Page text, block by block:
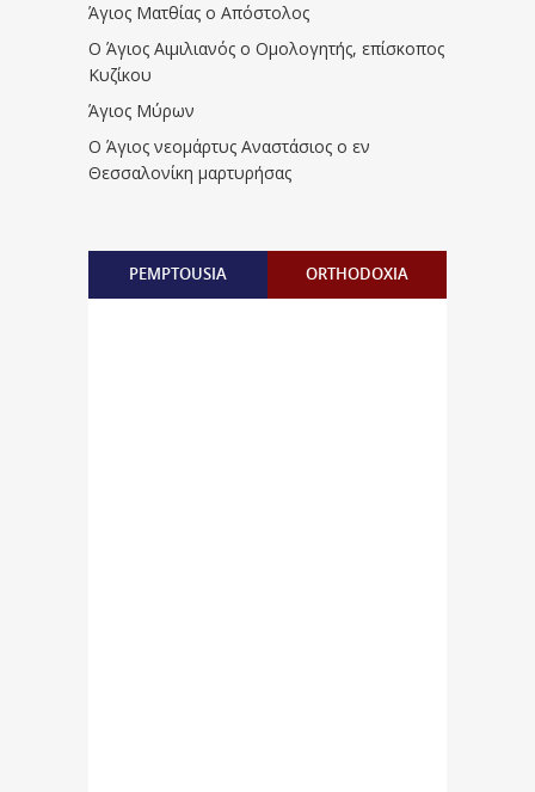
Άγιος Ματθίας ο Απόστολος
Ο Άγιος Αιμιλιανός ο Ομολογητής, επίσκοπος
Κυζίκου
Άγιος Μύρων
Ο Άγιος νεομάρτυς Αναστάσιος ο εν
Θεσσαλονίκη μαρτυρήσας
PEMPTOUSIA ORTHODOXIA